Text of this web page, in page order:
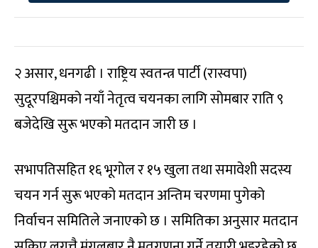
२ असार, धनगढी । राष्ट्रिय स्वतन्त्र पार्टी (रास्वपा)
सुदूरपश्चिमको नयाँ नेतृत्व चयनका लागि सोमबार राति ९
बजेदेखि सुरू भएको मतदान जारी छ ।
सभापतिसहित १६ भूगोल र १५ खुला तथा समावेशी सदस्य
चयन गर्न सुरू भएको मतदान अन्तिम चरणमा पुगेको
निर्वाचन समितिले जनाएको छ । समितिका अनुसार मतदान